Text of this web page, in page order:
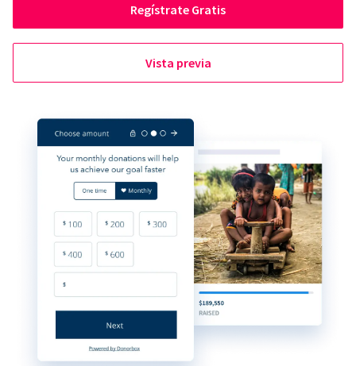
Regístrate Gratis
Vista previa